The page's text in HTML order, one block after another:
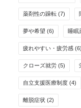
薬剤性の躁転 (7)
夢や希望 (6) 睡眠
疲れやすい・疲労感 (6)
クローズ就労 (5)
自立支援医療制度 (4)
離脱症状 (2)